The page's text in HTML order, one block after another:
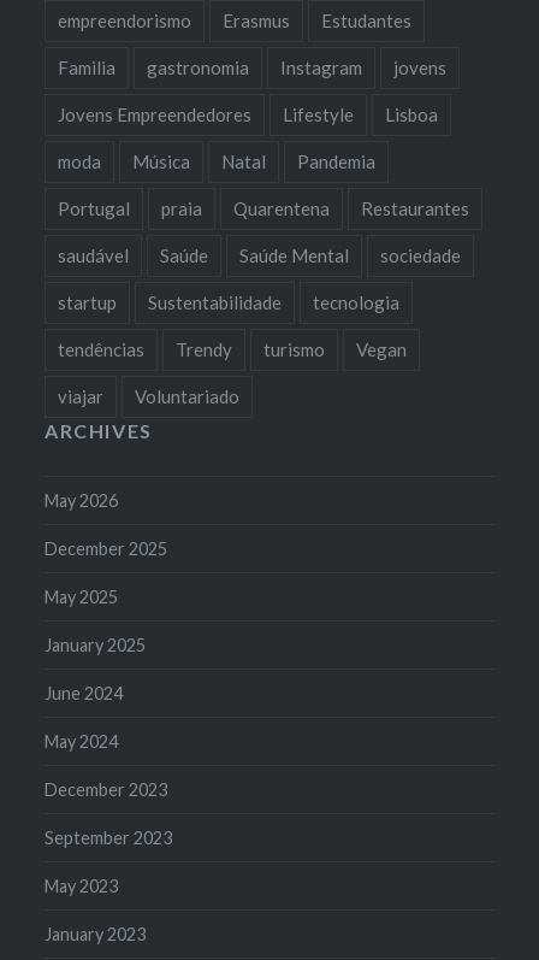
empreendorismo Erasmus Estudantes
Familia gastronomia Instagram jovens
Jovens Empreendedores Lifestyle Lisboa
moda Música Natal Pandemia
Portugal praia Quarentena Restaurantes
saudável Saúde Saúde Mental sociedade
startup Sustentabilidade tecnologia
tendências Trendy turismo Vegan
viajar Voluntariado
ARCHIVES
May 2026
December 2025
May 2025
January 2025
June 2024
May 2024
December 2023
September 2023
May 2023
January 2023